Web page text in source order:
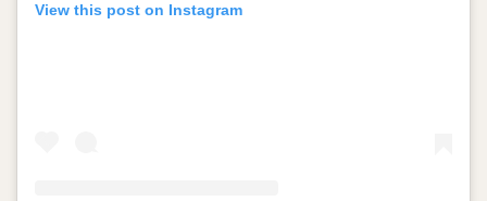
View this post on Instagram